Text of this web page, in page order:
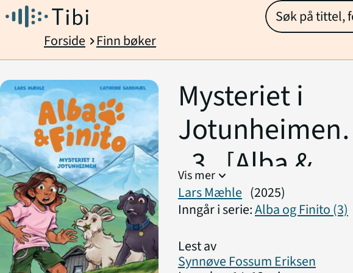
Forside chevron_rightFinn bøker
Mysteriet i
Jotunheimen
. 3 . [Alba &
Finito]
Vis mer expand_more
Lars Mæhle (2025)
Inngår i serie:Alba og Finito (3)
Lest av
Synnøve Fossum Eriksen